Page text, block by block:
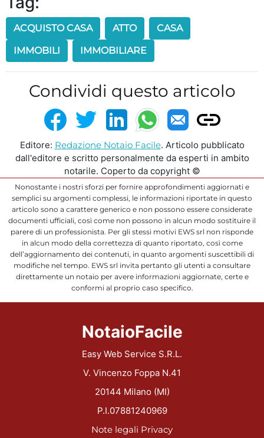
ACQUISTO CASA ATTO
CASA
IMMOBILI
IMMOBILIARE
Condividi questo articolo
Editore: Redazione Notaio Facile. Articolo pubblicato
dall'editore e scritto personalmente da esperti in ambito
notarile. Coperto da copyright ©
Nonostante i nostri sforzi per fornire approfondimenti aggiornati e
semplici su argomenti complessi, le informazioni riportate in questo
articolo sono a carattere generico e non possono essere considerate
documenti ufficiali, così come non possono in alcun modo sostituire il
parere di un professionista. Per gli stessi motivi EWS srl non risponde
in alcun modo della correttezza di quanto riportato, così come
dell’aggiornamento dei contenuti, in quanto argomenti suscettibili di
modifiche nel tempo. EWS srl invita pertanto gli utenti a consultare
direttamente un notaio per avere informazioni aggiornate, certe e
conformi al proprio caso specifico.
NotaioFacile
Easy Web Service S.R.L.
V. Vincenzo Foppa N.41
20144 Milano (MI)
P.I.07881240969
Note legali Privacy